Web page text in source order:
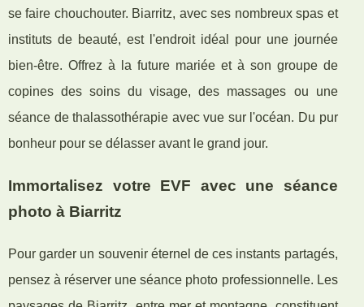
se faire chouchouter. Biarritz, avec ses nombreux spas et
instituts de beauté, est l'endroit idéal pour une journée
bien-être. Offrez à la future mariée et à son groupe de
copines des soins du visage, des massages ou une
séance de thalassothérapie avec vue sur l'océan. Du pur
bonheur pour se délasser avant le grand jour.
Immortalisez votre EVF avec une séance
photo à Biarritz
Pour garder un souvenir éternel de ces instants partagés,
pensez à réserver une séance photo professionnelle. Les